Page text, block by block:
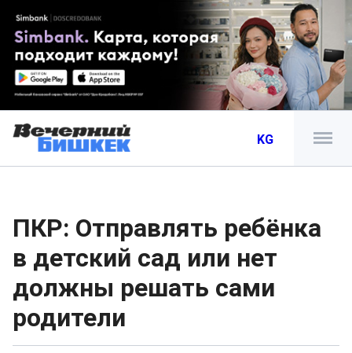
KG
ПКР: Отправлять ребёнка
в детский сад или нет
должны решать сами
родители